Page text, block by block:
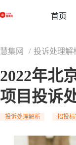
首页
慧集网 / 投诉处理解
2022年北
项目投诉
投诉处理解析 招投